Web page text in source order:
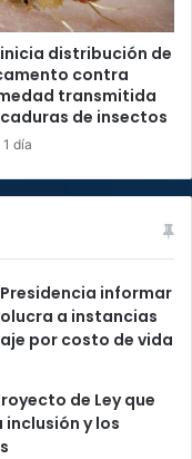
inicia distribución de
contra
transmitida
de insectos
día
informar
a instancias
por costo de vida
de Ley que
y los